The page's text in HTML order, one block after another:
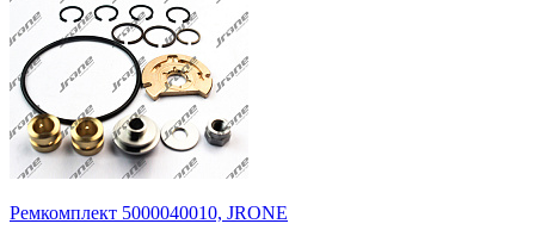
Ремкомплект 5000040010, JRONE